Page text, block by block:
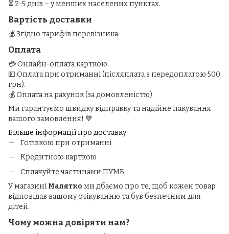
⏳ 2-5 днів – у менших населених пунктах.
Вартість доставки
💰 Згідно тарифів перевізника.
Оплата
💳 Онлайн-оплата карткою.
💵 Оплата при отриманні (післяплата з передоплатою 500
грн).
💰 Оплата на рахунок (за домовленістю).
Ми гарантуємо швидку відправку та надійне пакування
вашого замовлення! 💙
Більше інформації про доставку
Готівкою при отриманні
Кредитною карткою
Сплачуйте частинами ПУМБ
У магазині Малятко ми дбаємо про те, щоб кожен товар
відповідав вашому очікуванню та був безпечним для
дітей.
Чому можна довіряти нам?